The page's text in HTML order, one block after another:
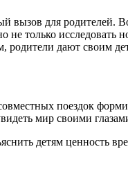
для родителей.
только
дают своим
поездок
мир своими
детям ценность